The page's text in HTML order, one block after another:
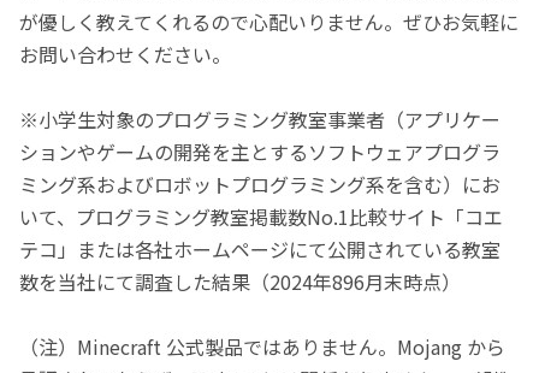
が優しく教えてくれるので心配いりません。ぜひお気軽に
お問い合わせください。
※小学生対象のプログラミング教室事業者（アプリケー
ションやゲームの開発を主とするソフトウェアプログラ
ミング系およびロボットプログラミング系を含む）にお
いて、プログラミング教室掲載数No.1比較サイト「コエ
テコ」または各社ホームページにて公開されている教室
数を当社にて調査した結果（2024年896月末時点）
（注）Minecraft 公式製品ではありません。Mojang から